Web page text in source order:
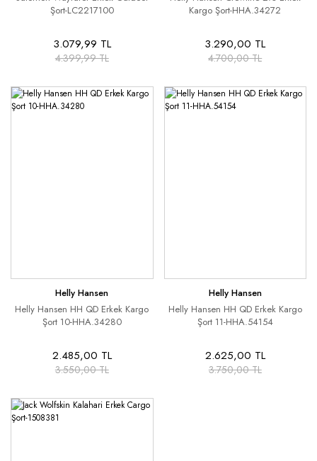
Şort-LC2217100
3.079,99 TL
4.399,99 TL
Kargo Şort-HHA.34272
3.290,00 TL
4.700,00 TL
Helly Hansen
Helly Hansen HH QD Erkek Kargo
Şort 10-HHA.34280
2.485,00 TL
3.550,00 TL
Helly Hansen
Helly Hansen HH QD Erkek Kargo
Şort 11-HHA.54154
2.625,00 TL
3.750,00 TL